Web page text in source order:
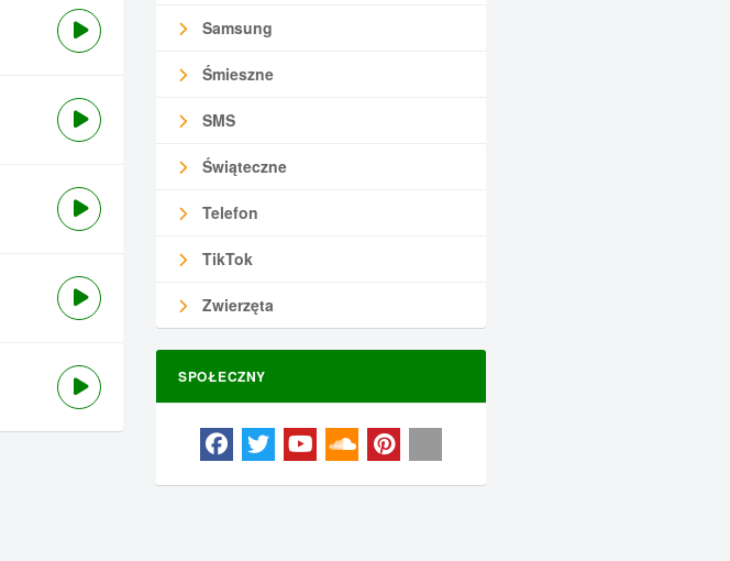
Samsung
Śmieszne
SMS
Świąteczne
Telefon
TikTok
Zwierzęta
SPOŁECZNY